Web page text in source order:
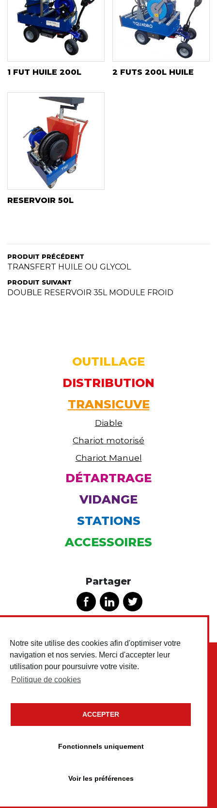
Notre site utilise des cookies afin d'optimiser votre
navigation et nos servies. Merci d'accepter leur
utilisation pour poursuivre votre visite.
Politique de cookies
ACCEPTER
Fonctionnels uniquement
Voir les préférences
OUTILLAGE
DISTRIBUTION
TRANSICUVE
Diable
Chariot motorisé
Chariot Manuel
DÉTARTRAGE
VIDANGE
STATIONS
ACCESSOIRES
Partager
1 FUT HUILE 200L 2 FUTS 200L HUILE
RESERVOIR 50L
PRODUIT PRÉCÉDENT
TRANSFERT HUILE OU GLYCOL
PRODUIT SUIVANT
DOUBLE RESERVOIR 35L MODULE FROID
réservés
Politique de cookies